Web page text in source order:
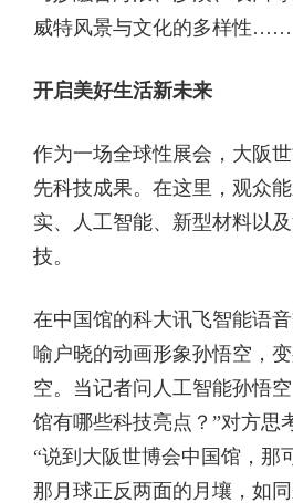
威特风景与文化的多样性……
开启美好生活新未来
作为一场全球性展会，大阪
先科技成果。在这里，观众
实、人工智能、新型材料以
技。
在中国馆的科大讯飞智能语
喻户晓的动画形象孙悟空，
空。当记者问人工智能孙悟
馆有哪些科技亮点？”对方思
“说到大阪世博会中国馆，那
那月球正反两面的月壤，如